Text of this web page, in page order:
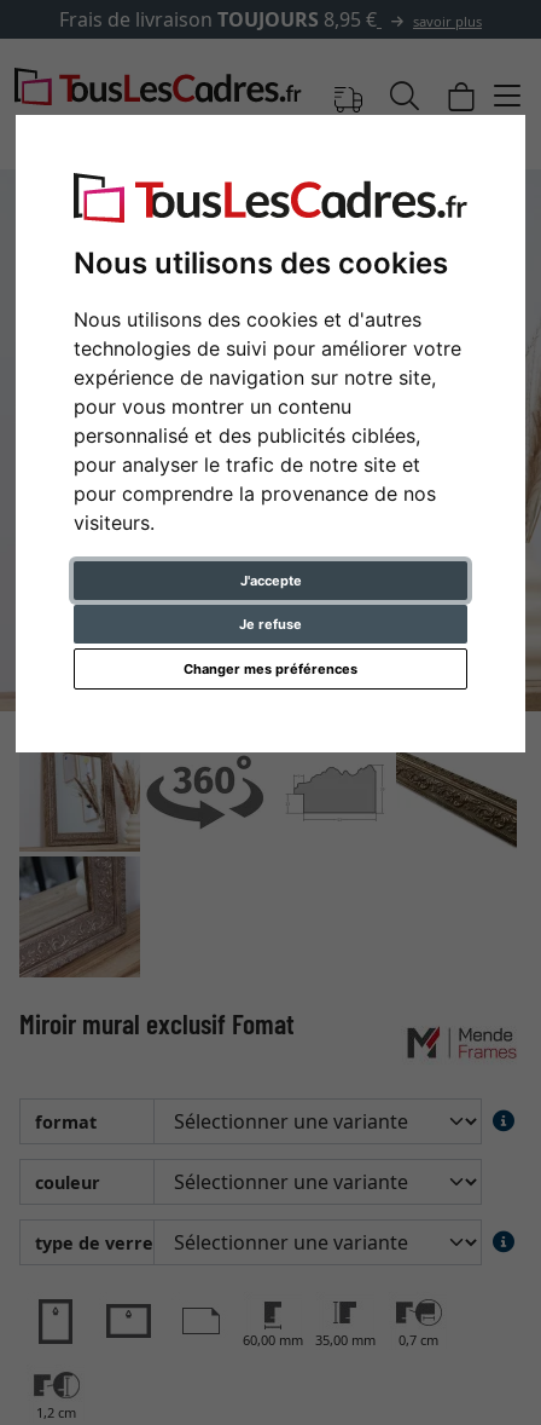
Nous utilisons des cookies
Nous utilisons des cookies et d'autres
technologies de suivi pour améliorer votre
expérience de navigation sur notre site,
pour vous montrer un contenu
personnalisé et des publicités ciblées,
pour analyser le trafic de notre site et
pour comprendre la provenance de nos
visiteurs.
J'accepte
Je refuse
Changer mes préférences
Frais de livraison TOUJOURS 8,95 € savoir plus
Retour
Miroir mural exclusif Fomat
format
couleur
type de verre
60,00 mm 35,00 mm 0,7 cm
1,2 cm